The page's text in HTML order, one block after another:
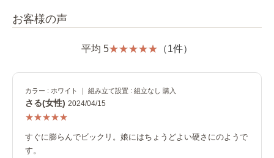
お客様の声
平均 5 （1件）
カラー : ホワイト ｜ 組み立て設置 : 組立なし 購入
さる(女性) 2024/04/15
すぐに膨らんでビックリ。娘にはちょうどよい硬さにのようで
す。